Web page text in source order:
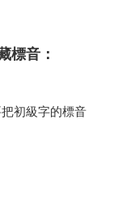
標音：
初級字的標音